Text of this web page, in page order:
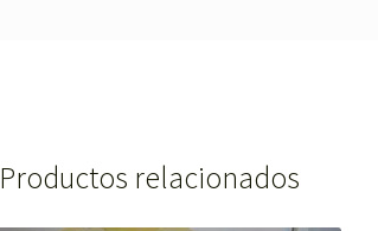
Productos relacionados